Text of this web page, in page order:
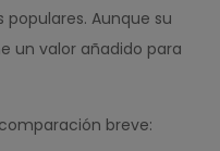
Aunque su
un valor añadido para
breve: